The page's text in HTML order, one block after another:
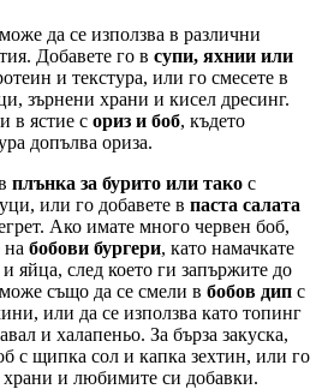
да се използва в различни
Добавете го в супи, яхнии или
и текстура, или го смесете в
зърнени храни и кисел дресинг.
в ястие с ориз и боб, където
допълва ориза.
плънка за бурито или тако с
или го добавете в паста салата
Ако имате много червен боб,
на бобови бургери, като намачкате
яйца, след което ги запържите до
също да се смели в бобов дип с
или да се използва като топинг
и халапеньо. За бърза закуска,
с щипка сол и капка зехтин, или го
храни и любимите си добавки.